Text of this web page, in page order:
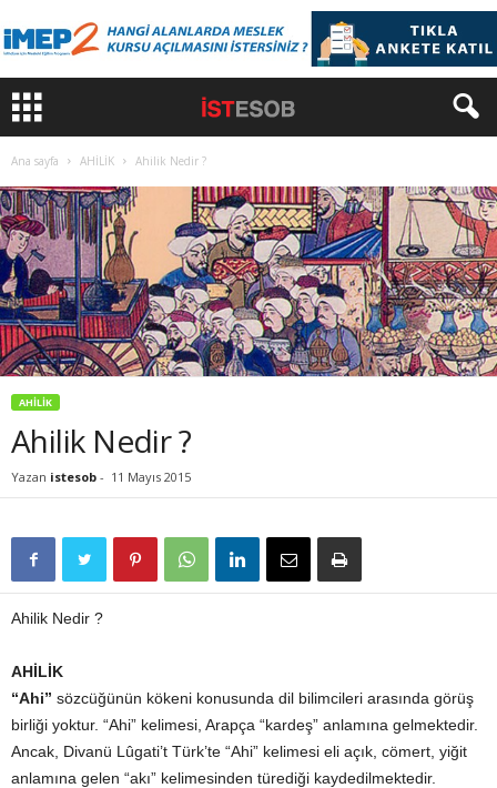
Ana sayfa AHİLİK Ahilik Nedir ?
AHİLİK
Ahilik Nedir ?
Yazan istesob - 11 Mayıs 2015
Ahilik Nedir ?
AHİLİK
“Ahi” sözcüğünün kökeni konusunda dil bilimcileri arasında görüş
birliği yoktur. “Ahi” kelimesi, Arapça “kardeş” anlamına gelmektedir.
Ancak, Divanü Lûgati’t Türk’te “Ahi” kelimesi eli açık, cömert, yiğit
anlamına gelen “akı” kelimesinden türediği kaydedilmektedir.